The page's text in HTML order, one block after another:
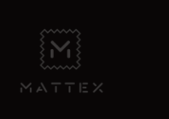
content